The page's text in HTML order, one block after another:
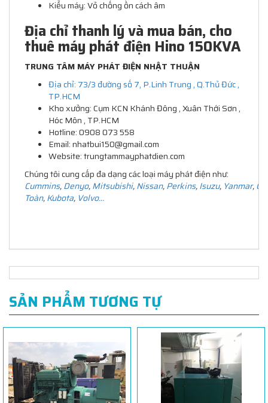
Kiểu máy: Vỏ chống ồn cách âm
Địa chỉ thanh lý và mua bán, cho
thuê máy phát điện Hino 150KVA
TRUNG TÂM MÁY PHÁT ĐIỆN NHẬT THUẬN
Địa chỉ: 73/3 đường số 7, P.Linh Trung , Q.Thủ Đức ,
TP.HCM
Kho xưởng: Cụm KCN Khánh Đông , Xuân Thới Sơn ,
Hóc Môn , TP.HCM
Hotline: 0908 073 558
Email: nhatbui150@gmail.com
Website: trungtammayphatdien.com
Chúng tôi cung cấp đa dạng các loại máy phát điện như:
Cummins,Denyo,Mitsubishi,Nissan,Perkins,Isuzu, Yanmar,Cat
Toàn,Kubota, Volvo…
SẢN PHẨM TƯƠNG TỰ